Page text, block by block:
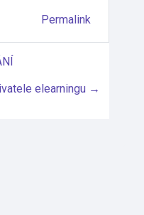
Permalink
elearningu →